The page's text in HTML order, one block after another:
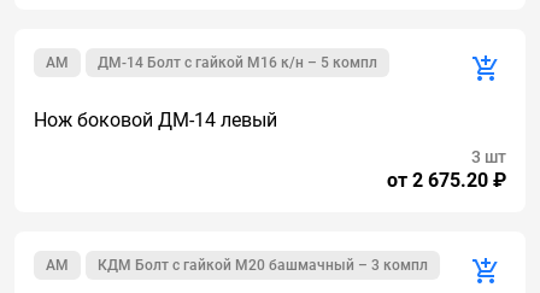
ДМ-14 Болт с гайкой М16 к/н – 5 компл
AM
Нож боковой ДМ-14 левый
от 2 675.20 ₽
3 шт
КДМ Болт с гайкой М20 башмачный – 3 компл
AM